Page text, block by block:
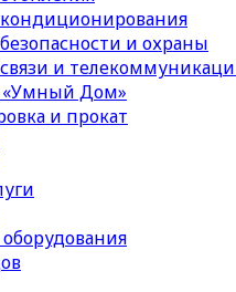
и охраны
и
«Умный Дом»
и прокат